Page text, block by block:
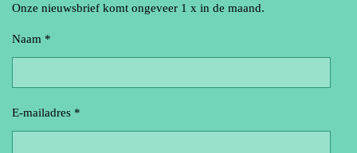
o
e
r
e
Onze nieuwsbrief komt ongeveer 1 x in de maand.
Naam *
E-mailadres *